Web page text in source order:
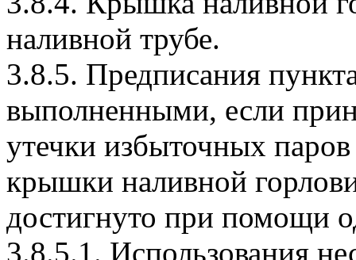
наливной трубе.
3.8.5. Предписания
выполненными, если
утечки избыточных
крышки наливной
достигнуто при помощи
3.8.5.1. Использования